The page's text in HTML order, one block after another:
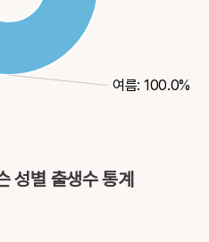
여름: 100.0%
성별 출생수 통계